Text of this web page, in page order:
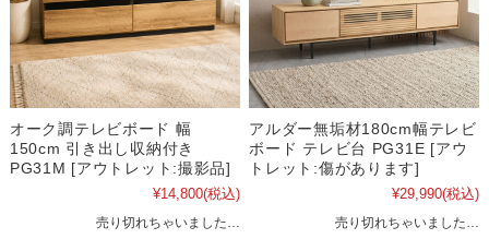
オーク調テレビボード 幅
150cm 引き出し収納付き
PG31M [アウトレット:撮影品]
¥14,800(税込)
売り切れちゃいました…
アルダー無垢材180cm幅テレビ
ボード テレビ台 PG31E [アウ
トレット:傷があります]
¥29,990(税込)
売り切れちゃいました…